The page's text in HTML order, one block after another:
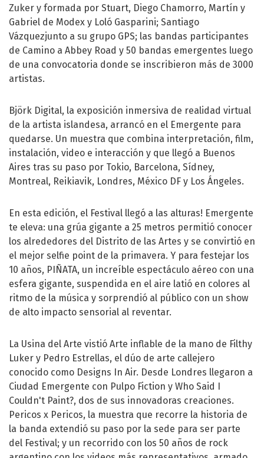
Zuker y formada por Stuart, Diego Chamorro, Martín y
Gabriel de Modex y Loló Gasparini; Santiago
Vázquezjunto a su grupo GPS; las bandas participantes
de Camino a Abbey Road y 50 bandas emergentes luego
de una convocatoria donde se inscribieron más de 3000
artistas.
Björk Digital, la exposición inmersiva de realidad virtual
de la artista islandesa, arrancó en el Emergente para
quedarse. Un muestra que combina interpretación, film,
instalación, video e interacción y que llegó a Buenos
Aires tras su paso por Tokio, Barcelona, Sídney,
Montreal, Reikiavik, Londres, México DF y Los Ángeles.
En esta edición, el Festival llegó a las alturas! Emergente
te eleva: una grúa gigante a 25 metros permitió conocer
los alrededores del Distrito de las Artes y se convirtió en
el mejor selfie point de la primavera. Y para festejar los
10 años, PIÑATA, un increíble espectáculo aéreo con una
esfera gigante, suspendida en el aire latió en colores al
ritmo de la música y sorprendió al público con un show
de alto impacto sensorial al reventar.
La Usina del Arte vistió Arte inflable de la mano de Filthy
Luker y Pedro Estrellas, el dúo de arte callejero
conocido como Designs In Air. Desde Londres llegaron a
Ciudad Emergente con Pulpo Fiction y Who Said I
Couldn't Paint?, dos de sus innovadoras creaciones.
Pericos x Pericos, la muestra que recorre la historia de
la banda extendió su paso por la sede para ser parte
del Festival; y un recorrido con los 50 años de rock